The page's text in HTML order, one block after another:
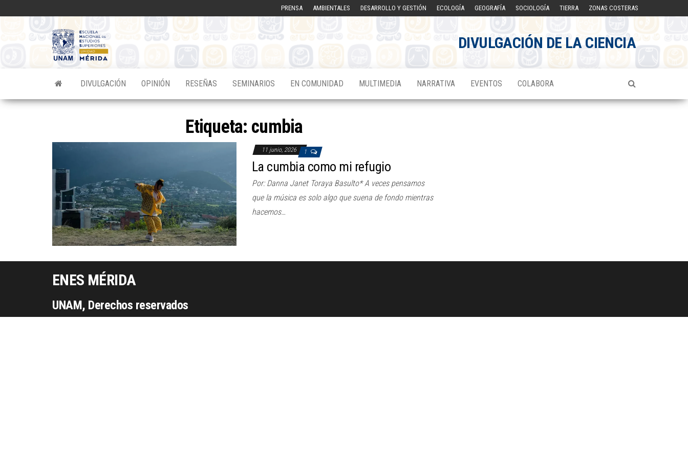
PRENSA AMBIENTALES DESARROLLO Y GESTIÓN ECOLOGÍA GEOGRAFÍA SOCIOLOGÍA TIERRA ZONAS COSTERAS
Mérida
DIVULGACIÓN DE LA CIENCIA
DIVULGACIÓN OPINIÓN RESEÑAS SEMINARIOS EN COMUNIDAD MULTIMEDIA NARRATIVA EVENTOS COLABORA
Etiqueta: cumbia
11 junio, 2026 1
La cumbia como mi refugio
Por: Danna Janet Toraya Basulto* A veces pensamos
que la música es solo algo que suena de fondo mientras
hacemos…
ENES MÉRIDA
UNAM, Derechos reservados